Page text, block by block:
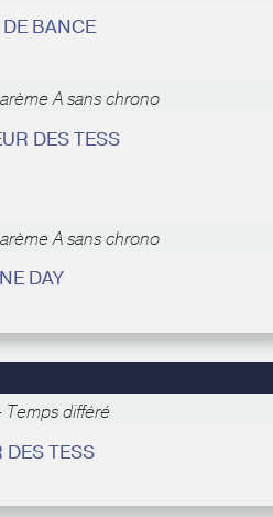
BANCE
A sans chrono
DES TESS
A sans chrono
DAY
Temps différé
TESS